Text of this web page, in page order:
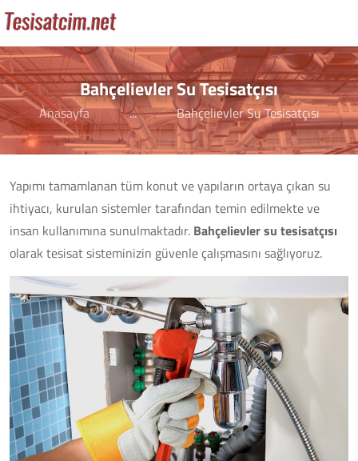
Bahçelievler Su Tesisatçısı
Anasayfa ... Bahçelievler Su Tesisatçısı
Yapımı tamamlanan tüm konut ve yapıların ortaya çıkan su
ihtiyacı, kurulan sistemler tarafından temin edilmekte ve
insan kullanımına sunulmaktadır. Bahçelievler su tesisatçısı
olarak tesisat sisteminizin güvenle çalışmasını sağlıyoruz.